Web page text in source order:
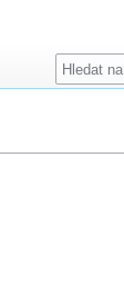
Hledat